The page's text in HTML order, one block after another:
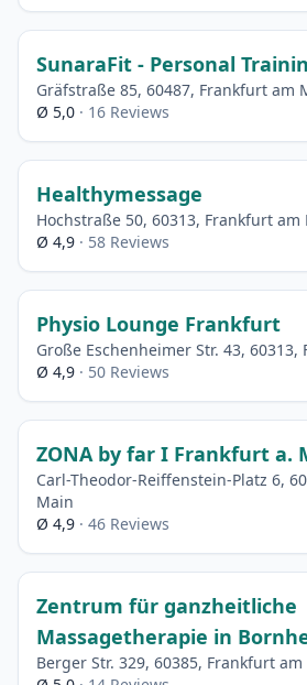
SunaraFit - Personal
Gräfstraße 85, 60487, Frankfurt am
Ø 5,0 · 16 Reviews
Healthymessage
Hochstraße 50, 60313, Frankfurt am
Ø 4,9 · 58 Reviews
Physio Lounge Frankfurt
Große Eschenheimer Str. 43,
Ø 4,9 · 50 Reviews
ZONA by far I Frankfurt a.
Carl-Theodor-Reiffenstein-Platz 6,
Main
Ø 4,9 · 46 Reviews
Zentrum für ganzheitliche
Massagetherapie in
Berger Str. 329, 60385, Frankfurt